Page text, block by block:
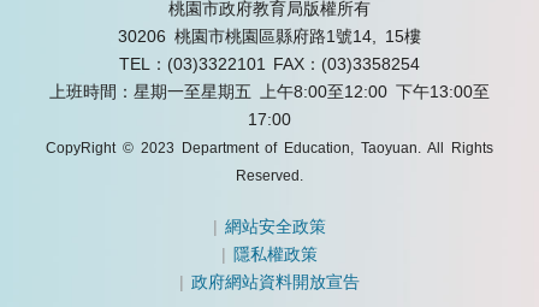
桃園市政府教育局版權所有
30206 桃園市桃園區縣府路1號14, 15樓
TEL：(03)3322101
FAX：(03)3358254
上班時間：星期一至星期五 上午8:00至12:00 下午13:00至
17:00
CopyRight © 2023 Department of Education, Taoyuan. All Rights
Reserved.
|網站安全政策
| 隱私權政策
|政府網站資料開放宣告